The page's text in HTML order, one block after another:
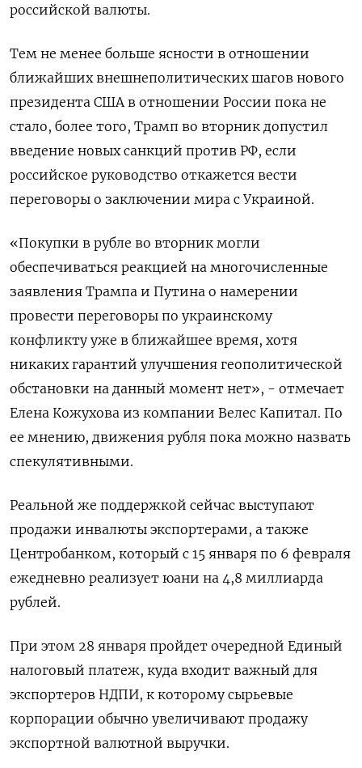
российской валюты.
Тем не менее больше ясности в отношении
ближайших внешнеполитических шагов нового
президента США в отношении России пока не
стало, более того, Трамп во вторник допустил
введение новых санкций против РФ, если
российское руководство откажется вести
переговоры о заключении мира с Украиной.
«Покупки в рубле во вторник могли
обеспечиваться реакцией на многочисленные
заявления Трампа и Путина о намерении
провести переговоры по украинскому
конфликту уже в ближайшее время, хотя
никаких гарантий улучшения геополитической
обстановки на данный момент нет», - отмечает
Елена Кожухова из компании Велес Капитал. По
ее мнению, движения рубля пока можно назвать
спекулятивными.
Реальной же поддержкой сейчас выступают
продажи инвалюты экспортерами, а также
Центробанком, который с 15 января по 6 февраля
ежедневно реализует юани на 4,8 миллиарда
рублей.
При этом 28 января пройдет очередной Единый
налоговый платеж, куда входит важный для
экспортеров НДПИ, к которому сырьевые
корпорации обычно увеличивают продажу
экспортной валютной выручки.